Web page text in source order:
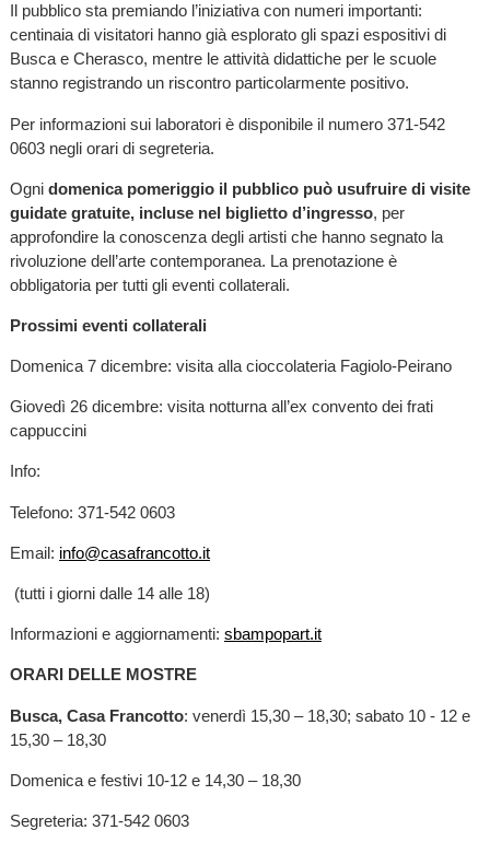
Il pubblico sta premiando l’iniziativa con numeri importanti:
centinaia di visitatori hanno già esplorato gli spazi espositivi di
Busca e Cherasco, mentre le attività didattiche per le scuole
stanno registrando un riscontro particolarmente positivo.
Per informazioni sui laboratori è disponibile il numero 371-542
0603 negli orari di segreteria.
Ogni domenica pomeriggio il pubblico può usufruire di visite
guidate gratuite, incluse nel biglietto d’ingresso, per
approfondire la conoscenza degli artisti che hanno segnato la
rivoluzione dell’arte contemporanea. La prenotazione è
obbligatoria per tutti gli eventi collaterali.
Prossimi eventi collaterali
Domenica 7 dicembre: visita alla cioccolateria Fagiolo-Peirano
Giovedì 26 dicembre: visita notturna all’ex convento dei frati
cappuccini
Info:
Telefono: 371-542 0603
Email: info@casafrancotto.it
(tutti i giorni dalle 14 alle 18)
Informazioni e aggiornamenti: sbampopart.it
ORARI DELLE MOSTRE
Busca, Casa Francotto: venerdì 15,30 – 18,30; sabato 10 - 12 e
15,30 – 18,30
Domenica e festivi 10-12 e 14,30 – 18,30
Segreteria: 371-542 0603